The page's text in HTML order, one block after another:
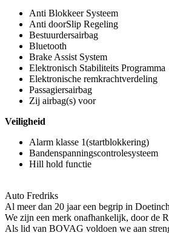
Anti Blokkeer Systeem
Anti doorSlip Regeling
Bestuurdersairbag
Bluetooth
Brake Assist System
Elektronisch Stabiliteits Programma
Elektronische remkrachtverdeling
Passagiersairbag
Zij airbag(s) voor
Veiligheid
Alarm klasse 1(startblokkering)
Bandenspanningscontrolesysteem
Hill hold functie
Auto Fredriks
Al meer dan 20 jaar een begrip in
We zijn een merk onafhankelijk, door de
Als lid van BOVAG voldoen we aan